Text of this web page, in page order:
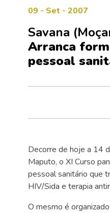
09 - Set - 2007
Savana
Arranca
pessoal
Decorre de hoje a 14
Maputo, o XI Curso
pessoal sanitário que
HIV/Sida e terapia
O mesmo é